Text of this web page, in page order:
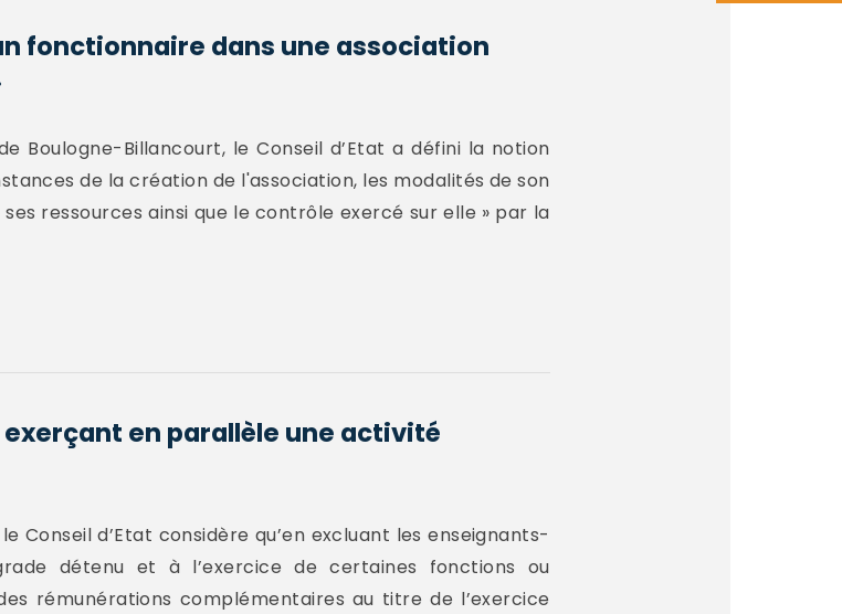
fonctionnaire dans une association
Boulogne-Billancourt, le Conseil d’Etat a défini la notion
de la création de l'association, les modalités de son
ressources ainsi que le contrôle exercé sur elle » par la
en parallèle une activité
Conseil d’Etat considère qu’en excluant les enseignants-
détenu et à l’exercice de certaines fonctions ou
rémunérations complémentaires au titre de l’exercice